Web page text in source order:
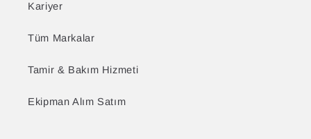
Kariyer
Tüm Markalar
Tamir & Bakım Hizmeti
Ekipman Alım Satım